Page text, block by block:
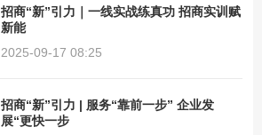
招商“新”引力｜一线实战练真功 招商实训赋
新能
2025-09-17 08:25
招商“新”引力 | 服务“靠前一步” 企业发
展“更快一步